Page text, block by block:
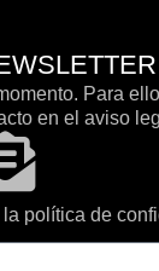
Para
en el aviso
política de